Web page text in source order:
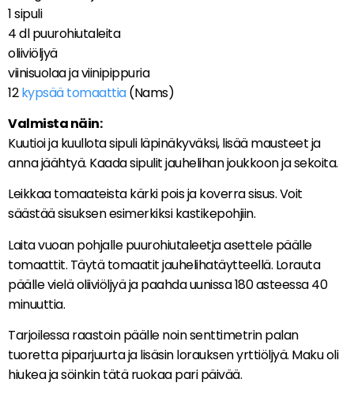
1 sipuli
4 dl puurohiutaleita
oliiviöljyä
viinisuolaa ja viinipippuria
12kypsää tomaattia(Nams)
Valmista näin:
Kuutioi ja kuullota sipuli läpinäkyväksi, lisää mausteet ja
anna jäähtyä. Kaada sipulit jauhelihan joukkoon ja sekoita.
Leikkaa tomaateista kärki pois ja koverra sisus. Voit
säästää sisuksen esimerkiksi kastikepohjiin.
Laita vuoan pohjalle puurohiutaleetja asettele päälle
tomaattit. Täytä tomaatit jauhelihatäytteellä. Lorauta
päälle vielä oliiviöljyä ja paahda uunissa 180 asteessa 40
minuuttia.
Tarjoilessa raastoin päälle noin senttimetrin palan
tuoretta piparjuurta ja lisäsin lorauksen yrttiöljyä. Maku oli
hiukea ja söinkin tätä ruokaa pari päivää.